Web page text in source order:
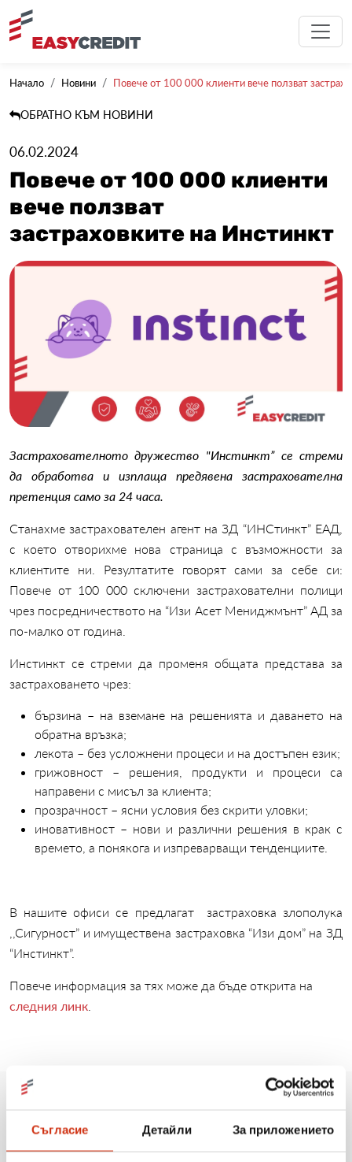
Съгласие Детайли За приложението
Начало Новини Повече от 100 000 клиенти вече ползват
ОБРАТНО КЪМ НОВИНИ
06.02.2024
Повече от 100 000 клиенти
вече ползват
застраховките на Инстинкт
Застрахователното дружество "Инстинкт” се стреми
да обработва и изплаща предявена застрахователна
претенция само за 24 часа.
Станахме застрахователен агент на ЗД “ИНСтинкт” ЕАД,
с което отворихме нова страница с възможности за
клиентите ни. Резултатите говорят сами за себе си:
Повече от 100 000 сключени застрахователни полици
чрез посредничеството на “Изи Асет Мениджмънт” АД за
по-малко от година.
Инстинкт се стреми да променя общата представа за
застраховането чрез:
бързина – на вземане на решенията и даването на
обратна връзка;
лекота – без усложнени процеси и на достъпен език;
грижовност – решения, продукти и процеси са
направени с мисъл за клиента;
прозрачност – ясни условия без скрити уловки;
иновативност – нови и различни решения в крак с
времето, а понякога и изпреварващи тенденциите.
В нашите офиси се предлагат застраховка злополука
,,Сигурност” и имуществена застраховка “Изи дом” на ЗД
“Инстинкт”.
Повече информация за тях може да бъде открита на
следния линк.
Още новини